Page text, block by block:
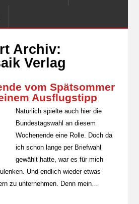
Archiv:
Verlag
vom Spätsommer
Ausflugstipp
Natürlich spielte auch hier die
Bundestagswahl an diesem
Wochenende eine Rolle. Doch da
ich schon lange per Briefwahl
gewählt hatte, war es für mich
Und endlich wieder etwas
zu unternehmen. Denn mein…